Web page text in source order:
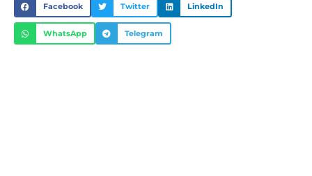
Facebook Twitter LinkedIn
WhatsApp Telegram